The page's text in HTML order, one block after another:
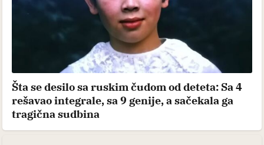
Šta se desilo sa ruskim čudom od deteta: Sa 4
rešavao integrale, sa 9 genije, a sačekala ga
tragična sudbina